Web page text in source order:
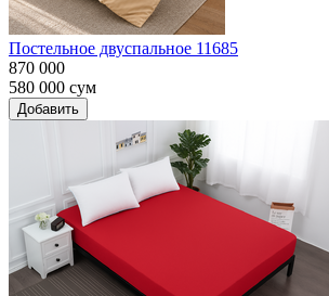
Постельное двуспальное 11685
870 000
580 000 сум
Добавить